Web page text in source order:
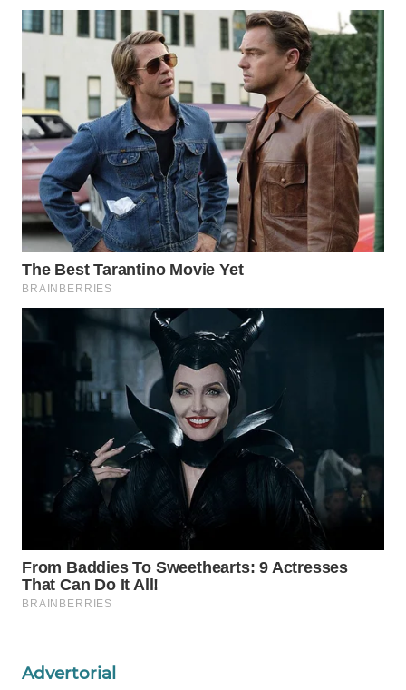
Advertorial
WAHANA
TANI
WAHANA
ADVOKAT
WAHANA
INFRASTRUKTUR
WAHANA
KONSUMEN
WAHANA
LISTRIK
WAHANA
WAHANA
WAHANANEWS
ID
WAHANANEWS
CO ID
WAHANA